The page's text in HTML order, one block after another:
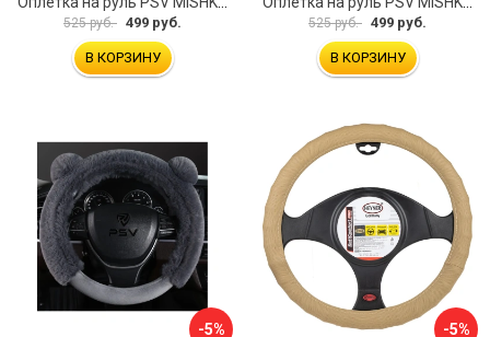
525 руб. 499 руб.
В КОРЗИНУ
525 руб. 499 руб.
В КОРЗИНУ
-5% -5%